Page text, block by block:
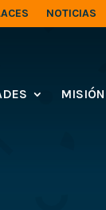
NOTICIAS
MISIÓN